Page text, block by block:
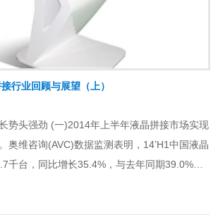
行业回顾与展望（上）
年液晶拼接市场实现
奥维咨询(AVC)数据监测表明，14’H1中国液晶
千台，同比增长35.4%，与去年同期39.0%的